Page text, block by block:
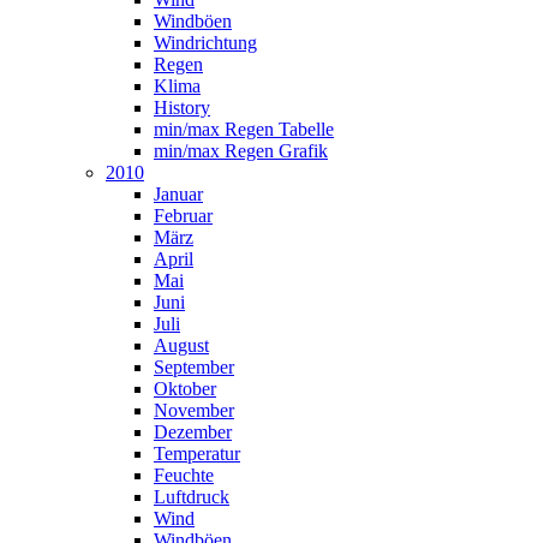
Windböen
Windrichtung
Regen
Klima
History
min/max Regen Tabelle
min/max Regen Grafik
2010
Januar
Februar
März
April
Mai
Juni
Juli
August
September
Oktober
November
Dezember
Temperatur
Feuchte
Luftdruck
Wind